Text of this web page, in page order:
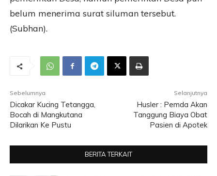
belum menerima surat siluman tersebut.
(Subhan).
Sebelumnya
Dicakar Kucing Tetangga,
Bocah di Mangkutana
Dilarikan Ke Pustu
Selanjutnya
Husler : Pemda Akan
Tanggung Biaya Obat
Pasien di Apotek
BERITA TERKAIT